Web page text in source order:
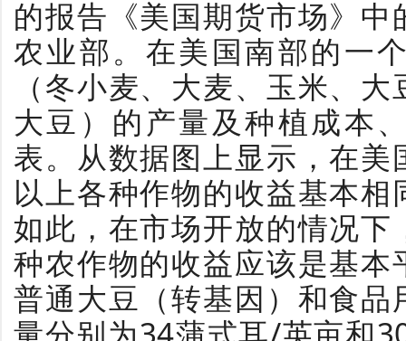
的报告《美国期货市场》
农业部。在美国南部的一
（冬小麦、大麦、玉米、
大豆）的产量及种植成本
表。从数据图上显示，在
以上各种作物的收益基本
如此，在市场开放的情况
种农作物的收益应该是基
普通大豆（转基因）和食